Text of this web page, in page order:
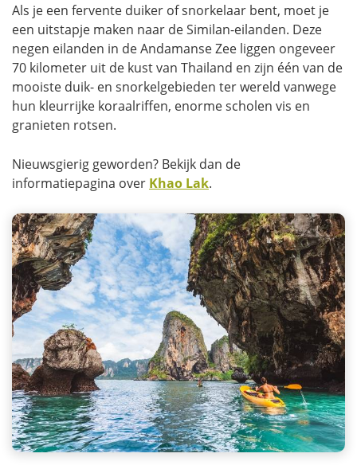
Als je een fervente duiker of snorkelaar bent, moet je
een uitstapje maken naar de Similan-eilanden. Deze
negen eilanden in de Andamanse Zee liggen ongeveer
70 kilometer uit de kust van Thailand en zijn één van de
mooiste duik- en snorkelgebieden ter wereld vanwege
hun kleurrijke koraalriffen, enorme scholen vis en
granieten rotsen.
Nieuwsgierig geworden? Bekijk dan de
informatiepagina over Khao Lak.